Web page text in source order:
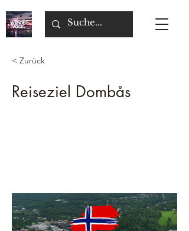
< Zurück
Reiseziel Dombås